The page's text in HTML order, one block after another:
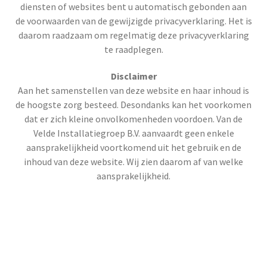
diensten of websites bent u automatisch gebonden aan
de voorwaarden van de gewijzigde privacyverklaring. Het is
daarom raadzaam om regelmatig deze privacyverklaring
te raadplegen.
Disclaimer
Aan het samenstellen van deze website en haar inhoud is
de hoogste zorg besteed. Desondanks kan het voorkomen
dat er zich kleine onvolkomenheden voordoen. Van de
Velde Installatiegroep B.V. aanvaardt geen enkele
aansprakelijkheid voortkomend uit het gebruik en de
inhoud van deze website. Wij zien daarom af van welke
aansprakelijkheid.